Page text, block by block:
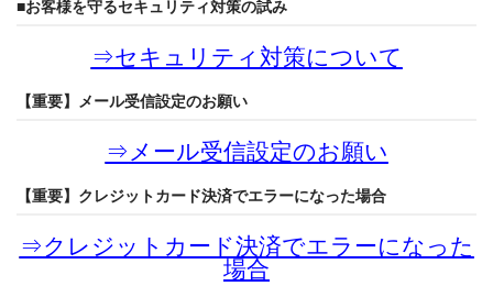
■お客様を守るセキュリティ対策の試み
⇒セキュリティ対策について
【重要】メール受信設定のお願い
⇒メール受信設定のお願い
【重要】クレジットカード決済でエラーになった場合
⇒クレジットカード決済でエラーになった
場合